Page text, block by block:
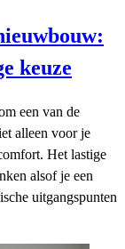
keuze
een van de
alleen voor je
Het lastige
alsof je een
uitgangspunten